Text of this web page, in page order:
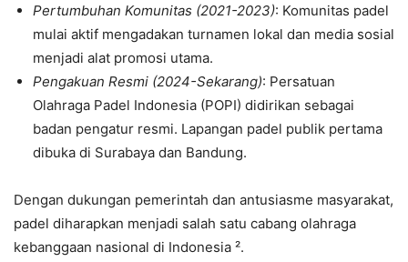
Pertumbuhan Komunitas (2021-2023): Komunitas padel
mulai aktif mengadakan turnamen lokal dan media sosial
menjadi alat promosi utama.
Pengakuan Resmi (2024-Sekarang): Persatuan
Olahraga Padel Indonesia (POPI) didirikan sebagai
badan pengatur resmi. Lapangan padel publik pertama
dibuka di Surabaya dan Bandung.
Dengan dukungan pemerintah dan antusiasme masyarakat,
padel diharapkan menjadi salah satu cabang olahraga
kebanggaan nasional di Indonesia ².